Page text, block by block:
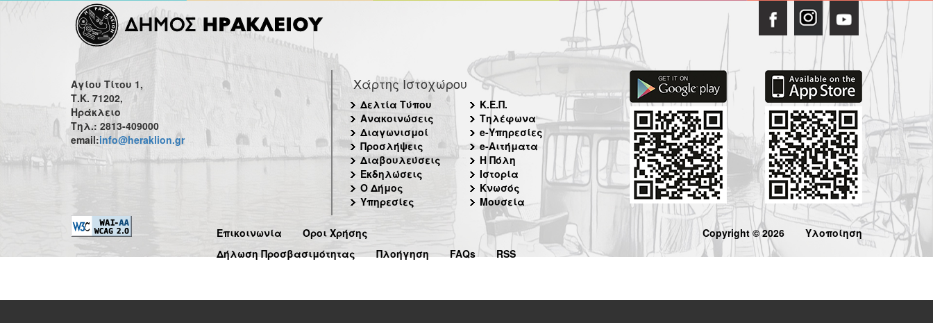
Αγίου Τίτου 1,
Τ.Κ. 71202,
Ηράκλειο
Τηλ.: 2813-409000
email:info@heraklion.gr
Χάρτης Ιστοχώρου
Δελτία Τύπου
Ανακοινώσεις
Διαγωνισμοί
Προσλήψεις
Διαβουλεύσεις
Εκδηλώσεις
Ο Δήμος
Υπηρεσίες
Κ.Ε.Π.
Τηλέφωνα
e-Υπηρεσίες
e-Αιτήματα
Η Πόλη
Ιστορία
Κνωσός
Μουσεία
Επικοινωνία
Όροι Χρήσης
Δήλωση Προσβασιμότητας
Πλοήγηση FAQs RSS
Copyright © 2026 Υλοποίηση